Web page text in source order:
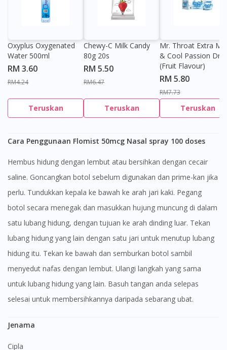
Oxyplus Oxygenated
Water 500ml
RM 3.60
RM4.24
Teruskan
Chewy-C Milk Candy
80g 20s
RM 5.50
RM6.47
Teruskan
Mr. Throat Extra
& Cool Passion
(Fruit Flavour)
RM 5.80
RM7.73
Teruskan
Cara Penggunaan Flomist 50mcg Nasal spray 100 doses
Hembus hidung dengan lembut atau bersihkan dengan cecair
saline. Goncangkan botol sebelum digunakan dan prime-kan jika
perlu. Tundukkan kepala ke bawah ke arah jari kaki. Pegang
botol secara menegak dan masukkan hujung muncung di dalam
satu lubang hidung, dengan tujuan ke arah dinding luar. Tekan
lubang hidung yang lain dengan satu jari untuk menutup lubang
hidung itu. Tekan ke bawah dan semburkan botol sambil
menyedut nafas dengan lembut. Ulangi langkah yang sama
untuk lubang hidung yang lain. Basuh tangan anda selepas
selesai untuk membersihkannya daripada sebarang ubat.
Jenama
Cipla